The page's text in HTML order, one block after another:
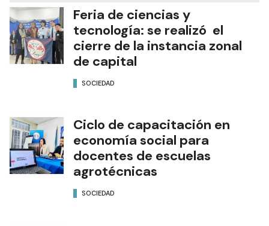
Feria de ciencias y
tecnología: se realizó el
cierre de la instancia zonal
de capital
SOCIEDAD
Ciclo de capacitación en
economía social para
docentes de escuelas
agrotécnicas
SOCIEDAD